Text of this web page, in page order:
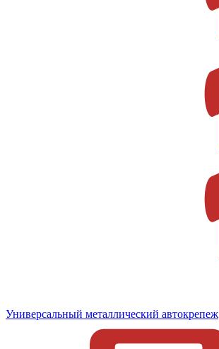
Универсальный металлический автокрепеж